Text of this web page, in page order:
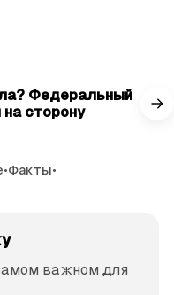
Федеральный
сторону
•Факты•
важном для